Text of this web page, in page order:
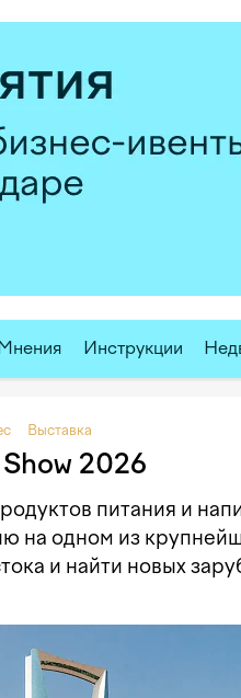
Инструкции
Выставка
2026
питания и
на одном из
и найти новых